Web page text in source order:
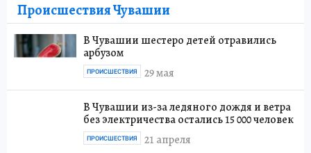
Происшествия Чувашии
В Чувашии шестеро детей отравились
арбузом
29 мая
ПРОИСШЕСТВИЯ
В Чувашии из-за ледяного дождя и ветра
без электричества остались 15 000 человек
21 апреля
ПРОИСШЕСТВИЯ